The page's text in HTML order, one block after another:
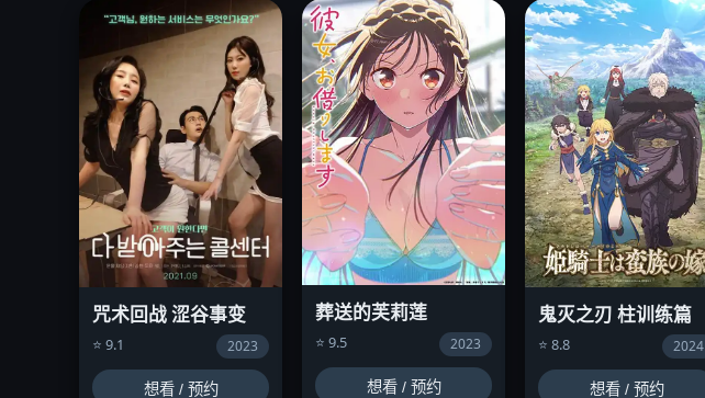
咒术回战 涩谷事变
⭐ 9.1 2023
想看 / 预约
葬送的芙莉莲
⭐ 9.5 2023
想看 / 预约
鬼灭之刃 柱训练篇
⭐ 8.8 2024
想看 / 预约